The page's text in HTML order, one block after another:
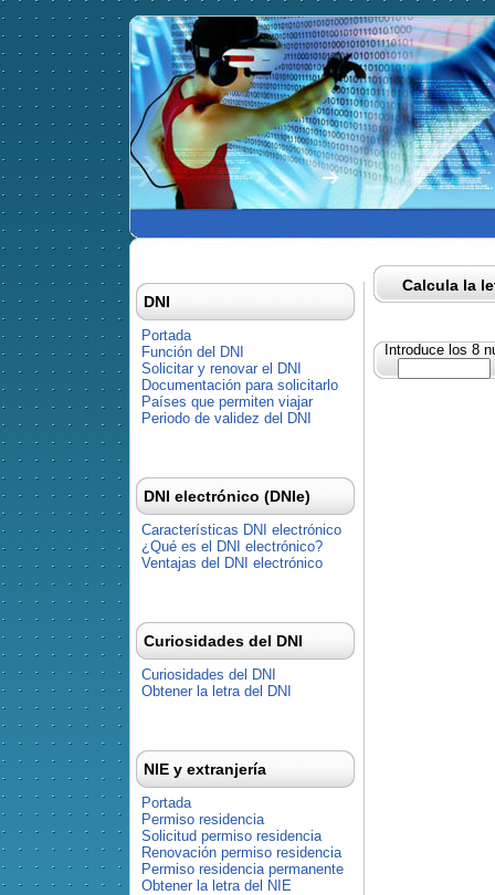
Calcula la
Introduce los 8
DNI
Portada
Función del DNI
Solicitar y renovar el DNI
Documentación para solicitarlo
Países que permiten viajar
Periodo de validez del DNI
DNI electrónico (DNIe)
Características DNI electrónico
¿Qué es el DNI electrónico?
Ventajas del DNI electrónico
Curiosidades del DNI
Curiosidades del DNI
Obtener la letra del DNI
NIE y extranjería
Portada
Permiso residencia
Solicitud permiso residencia
Renovación permiso residencia
Permiso residencia permanente
Obtener la letra del NIE